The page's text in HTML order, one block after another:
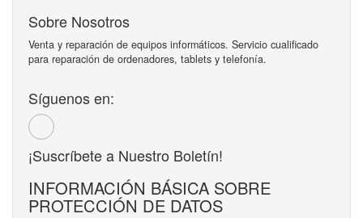
Sobre Nosotros
Venta y reparación de equipos informáticos. Servicio cualificado
para reparación de ordenadores, tablets y telefonía.
Síguenos en:
¡Suscríbete a Nuestro Boletín!
INFORMACIÓN BÁSICA SOBRE
PROTECCIÓN DE DATOS